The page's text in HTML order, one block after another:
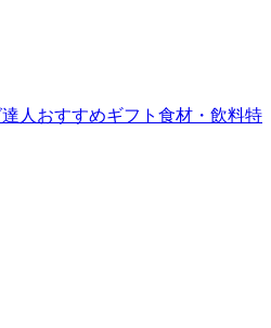
達人おすすめギフト 食材・飲料特